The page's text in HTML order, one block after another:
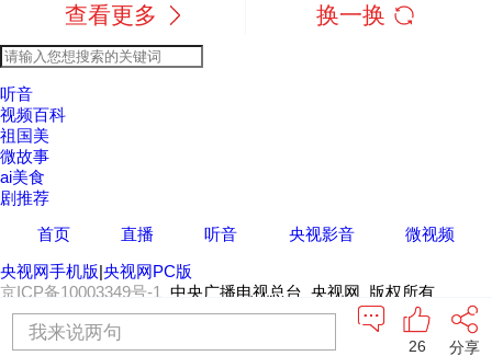
查看更多 换一换
听音
视频百科
祖国美
微故事
ai美食
剧推荐
首页
直播 听音 央视影音
微视频
央视网手机版|央视网PC版
京ICP备10003349号-1
中央广播电视总台 央视网 版权所有
我来说两句
分享
26